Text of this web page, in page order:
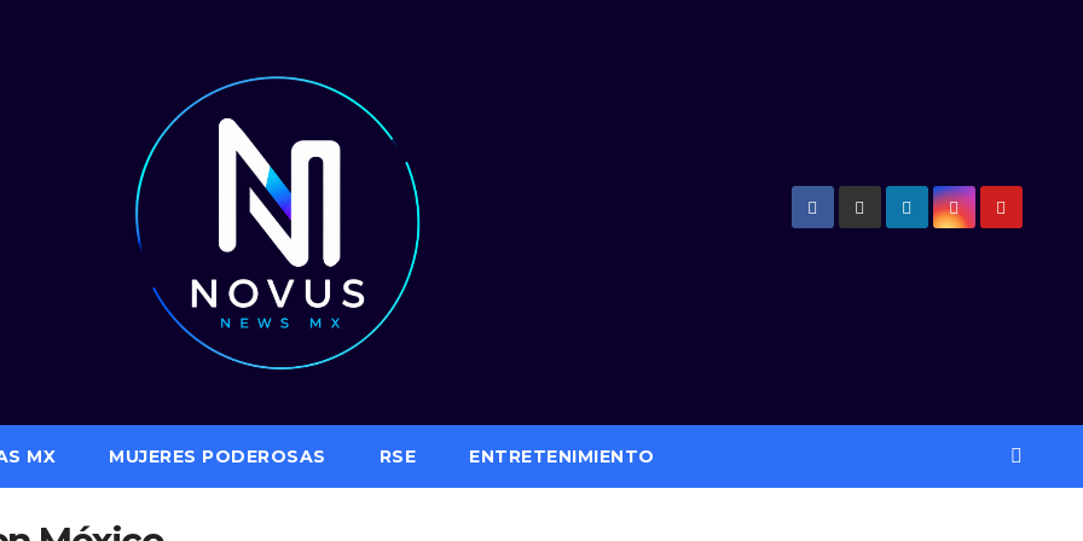
MX MUJERES PODEROSAS RSE ENTRETENIMIENTO